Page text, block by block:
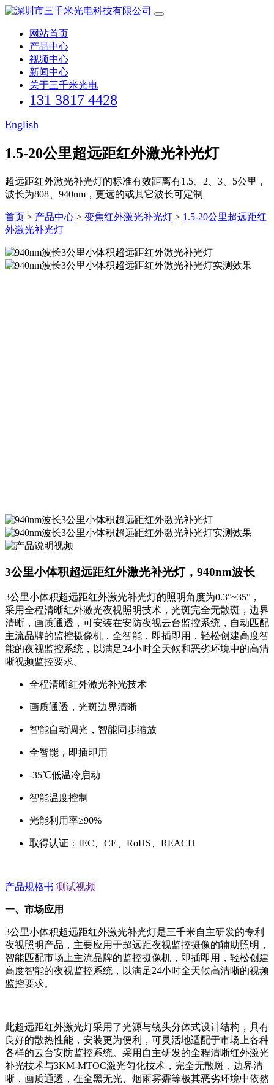
网站首页
产品中心
视频中心
新闻中心
关于三千米光电
131 3817 4428
English
1.5-20公里超远距红外激光补光灯
超远距红外激光补光灯的标准有效距离有1.5、2、3、5公里，
波长为808、940nm，更远的或其它波长可定制
首页 > 产品中心 > 变焦红外激光补光灯 > 1.5-20公里超远距红
外激光补光灯
3公里小体积超远距红外激光补光灯，940nm波长
3公里小体积超远距红外激光补光灯的照明角度为0.3°~35°，
采用全程清晰红外激光夜视照明技术，光斑完全无散斑，边界
清晰，画质通透，可安装在安防夜视云台监控系统，自动匹配
主流品牌的监控摄像机，全智能，即插即用，轻松创建高度智
能的夜视监控系统，以满足24小时全天候和恶劣环境中的高清
晰视频监控要求。
全程清晰红外激光补光技术
画质通透，光斑边界清晰
智能自动调光，智能同步缩放
全智能，即插即用
-35℃低温冷启动
智能温度控制
光能利用率≥90%
取得认证：IEC、CE、RoHS、REACH
产品规格书 测试视频
一、市场应用
3公里小体积超远距红外激光补光灯是三千米自主研发的专利
夜视照明产品，主要应用于超远距夜视监控摄像的辅助照明，
智能匹配市场上主流品牌的监控摄像机，即插即用，轻松创建
高度智能的夜视监控系统，以满足24小时全天候高清晰的视频
监控要求。
此超远距红外激光灯采用了光源与镜头分体式设计结构，具有
良好的散热性能，安装更为便利，可灵活地适配于市场上各种
各样的云台安防监控系统。采用自主研发的全程清晰红外激光
补光技术与3KM-MTOC激光匀化技术，完全无散斑，边界清
晰，画质通透，在全黑无光、烟雨雾霾等极其恶劣环境中依然